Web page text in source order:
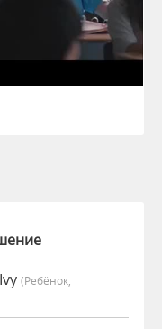
(Ребёнок,